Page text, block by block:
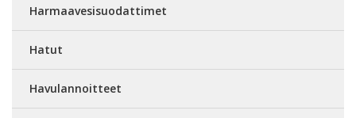
Harmaavesisuodattimet
Hatut
Havulannoitteet